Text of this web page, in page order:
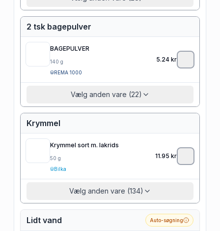
2 tsk bagepulver
BAGEPULVER
140 g
REMA 1000
5.24 kr
Vælg anden vare (22)
Krymmel
Krymmel sort m. lakrids
50 g
Bilka
11.95 kr
Vælg anden vare (134)
Lidt vand Auto-søgning